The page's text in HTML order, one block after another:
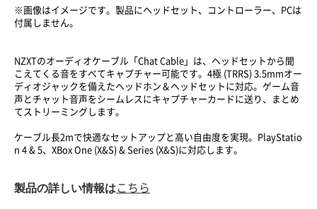
※画像はイメージです。製品にヘッドセット、コントローラー、PCは
付属しません。
NZXTのオーディオケーブル「Chat Cable」は、ヘッドセットから聞
こえてくる音をすべてキャプチャー可能です。4極 (TRRS) 3.5mmオー
ディオジャックを備えたヘッドホン＆ヘッドセットに対応。ゲーム音
声とチャット音声をシームレスにキャプチャーカードに送り、まとめ
てストリーミングします。
ケーブル長2mで快適なセットアップと高い自由度を実現。PlayStatio
n 4 & 5、XBox One (X&S) & Series (X&S)に対応します。
製品の詳しい情報はこちら